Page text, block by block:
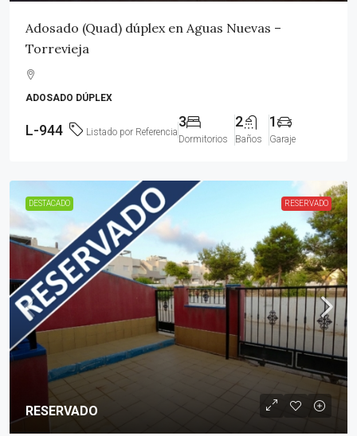
Adosado (Quad) dúplex en Aguas Nuevas –
Torrevieja
ADOSADO DÚPLEX
L-944 Listado por Referencia
3
Dormitorios
2
Baños
1
Garaje
DESTACADO RESERVADO
RESERVADO